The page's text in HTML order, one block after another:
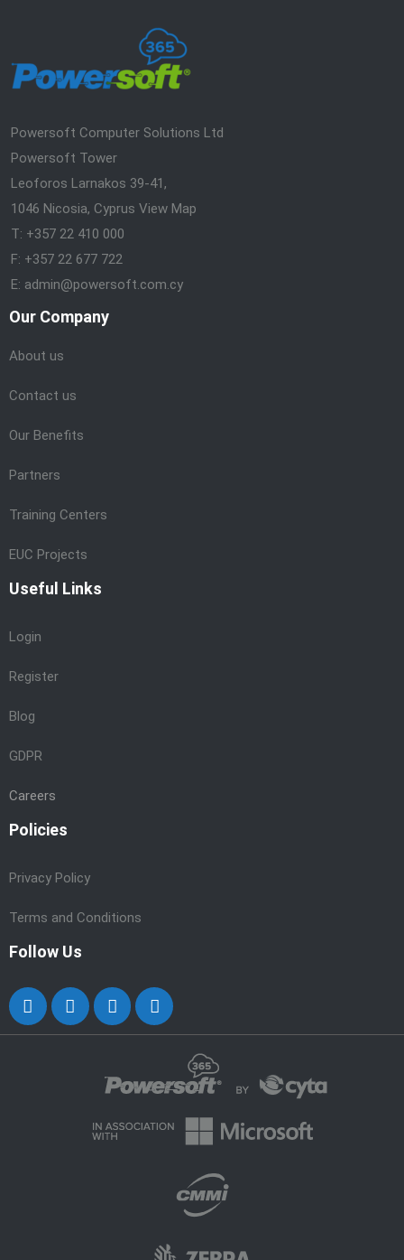
Powersoft Computer Solutions Ltd
Powersoft Tower
Leoforos Larnakos 39-41,
1046 Nicosia, Cyprus View Map
T: +357 22 410 000
F: +357 22 677 722
E: admin@powersoft.com.cy
Our Company
About us
Contact us
Our Benefits
Partners
Training Centers
EUC Projects
Useful Links
Login
Register
Blog
GDPR
Careers
Policies
Privacy Policy
Terms and Conditions
Follow Us